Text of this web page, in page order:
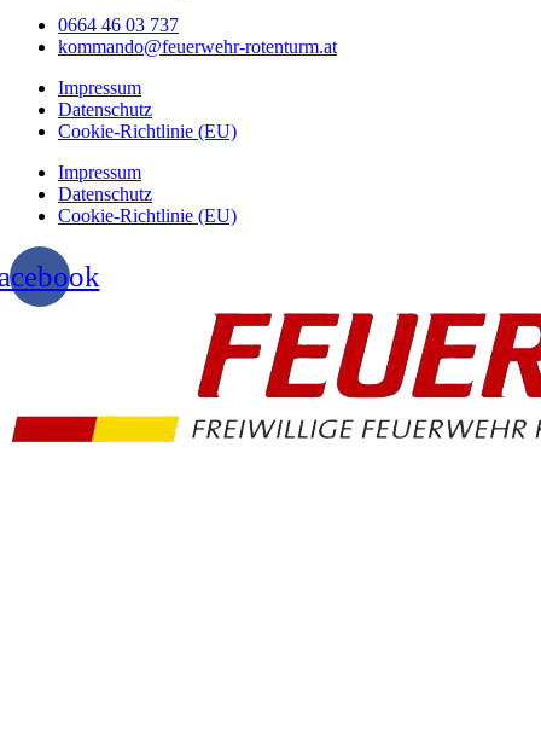
0664 46 03 737
kommando@feuerwehr-rotenturm.at
Impressum
Datenschutz
Cookie-Richtlinie (EU)
Impressum
Datenschutz
Cookie-Richtlinie (EU)